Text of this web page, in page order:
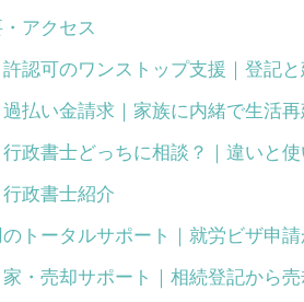
アクセス
認可のワンストップ支援｜登記
払い金請求｜家族に内緒で生活
政書士どっちに相談？｜違いと
政書士紹介
トータルサポート｜就労ビザ申
・売却サポート｜相続登記から